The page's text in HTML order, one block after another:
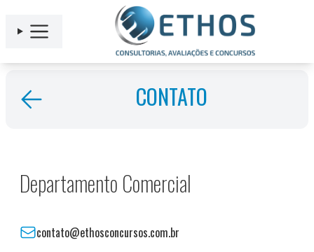
CONTATO
Departamento Comercial
contato@ethosconcursos.com.br